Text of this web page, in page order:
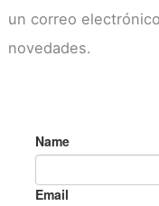
un correo
novedades.